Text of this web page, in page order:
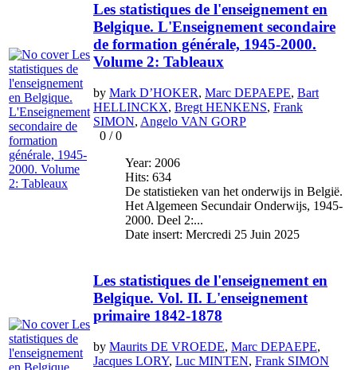
Les statistiques de l'enseignement en
Belgique. L'Enseignement secondaire
de formation générale, 1945-2000.
Volume 2: Tableaux
by Mark D’HOKER, Marc DEPAEPE, Bart
HELLINCKX, Bregt HENKENS, Frank
SIMON, Angelo VAN GORP
0 /0
Year: 2006
Hits: 634
De statistieken van het onderwijs in België.
Het Algemeen Secundair Onderwijs, 1945-
2000. Deel 2:...
Date insert: Mercredi 25 Juin 2025
Les statistiques de l'enseignement en
Belgique. Vol. II. L'enseignement
primaire 1842-1878
by Maurits DE VROEDE, Marc DEPAEPE,
Jacques LORY, Luc MINTEN, Frank SIMON